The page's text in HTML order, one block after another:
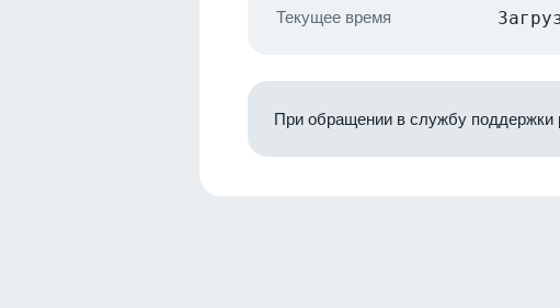
Текущее время
При обращении в службу поддержки